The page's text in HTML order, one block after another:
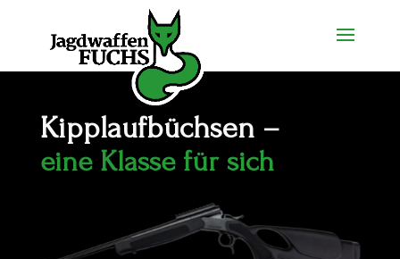
Kipplaufbüchsen –
eine Klasse für sich